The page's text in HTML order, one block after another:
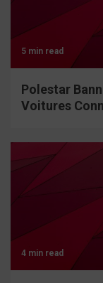
5 min read
Polestar
Voitures
4 min read